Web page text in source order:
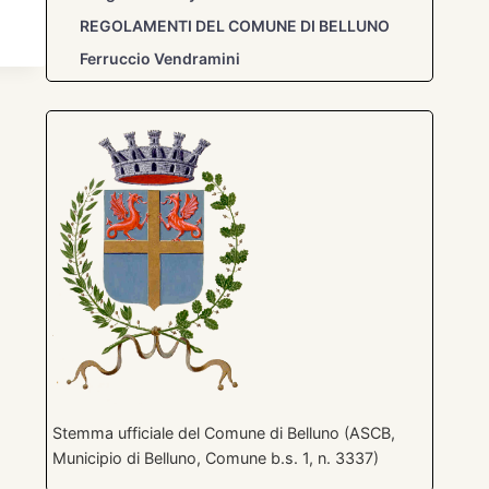
REGOLAMENTI DEL COMUNE DI BELLUNO
Ferruccio Vendramini
Stemma ufficiale del Comune di Belluno (ASCB,
Municipio di Belluno, Comune b.s. 1, n. 3337)